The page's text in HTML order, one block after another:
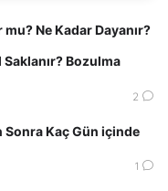
Ne Kadar Dayanır?
Saklanır? Bozulma
2
Sonra Kaç Gün içinde
1